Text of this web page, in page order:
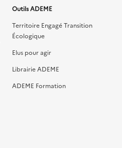
Outils ADEME
Territoire Engagé Transition
Écologique
Elus pour agir
Librairie ADEME
ADEME Formation